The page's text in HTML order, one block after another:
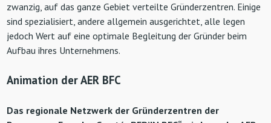
zwanzig, auf das ganze Gebiet verteilte Gründerzentren. Einige
sind spezialisiert, andere allgemein ausgerichtet, alle legen
jedoch Wert auf eine optimale Begleitung der Gründer beim
Aufbau ihres Unternehmens.
Animation der AER BFC
Das regionale Netzwerk der Gründerzentren der